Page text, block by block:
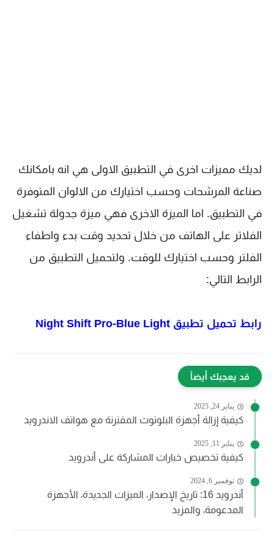
لديك مميزات اخرى في التطبيق الاولى هي انه بامكانك
صناعة المرشحات وحسب اختيارك من الالوان المتوفرة
في التطبيق.
الرابط التالي:
رابط تحميل تطبيق Night Shift Pro-Blue Light
قد يعجبك أيضاً
يناير 24, 2025
كيفية إزالة أجهزة البلوتوث المقترنة مع هواتف الاندرويد
يناير 11, 2025
كيفية تخصيص خيارات المشاركة على أندرويد
نوفمبر 6, 2024
أندرويد 16: تاريخ الإصدار، الميزات الجديدة، الأجهزة
المدعومة، والمزيد